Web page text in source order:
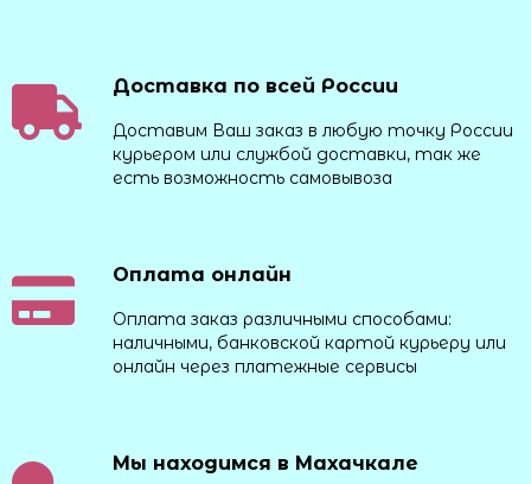
Доставка по всей России
Доставим Ваш заказ в любую точку России
курьером или службой доставки, так же
есть возможность самовывоза
Оплата онлайн
Оплата заказ различными способами:
наличными, банковской картой курьеру или
онлайн через платежные сервисы
Мы находимся в Махачкале